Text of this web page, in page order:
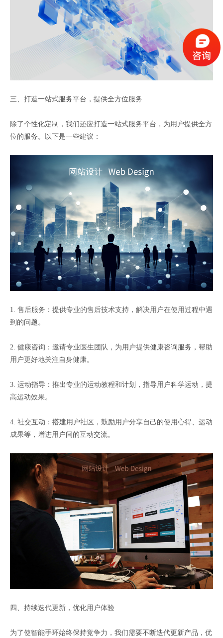
三、打造一站式服务平台，提供全方位服务
除了个性化定制，我们还应打造一站式服务平台，为用户提供全方
位的服务。以下是一些建议：
1. 售后服务：提供专业的售后技术支持，解决用户在使用过程中遇
到的问题。
2. 健康咨询：邀请专业医生团队，为用户提供健康咨询服务，帮助
用户更好地关注自身健康。
3. 运动指导：推出专业的运动教程和计划，指导用户科学运动，提
高运动效果。
4. 社交互动：搭建用户社区，鼓励用户分享自己的使用心得、运动
成果等，增进用户间的互动交流。
四、持续迭代更新，优化用户体验
为了使智能手环始终保持竞争力，我们需要不断迭代更新产品，优